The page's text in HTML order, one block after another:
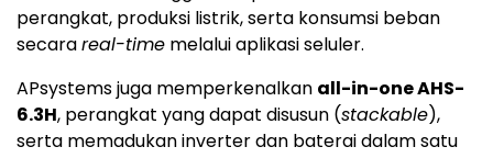
perangkat, produksi listrik, serta konsumsi beban
secarareal-time melalui aplikasi seluler.
APsystems juga memperkenalkan all-in-one AHS-
6.3H, perangkat yang dapat disusun (stackable),
serta memadukan inverter dan baterai dalam satu